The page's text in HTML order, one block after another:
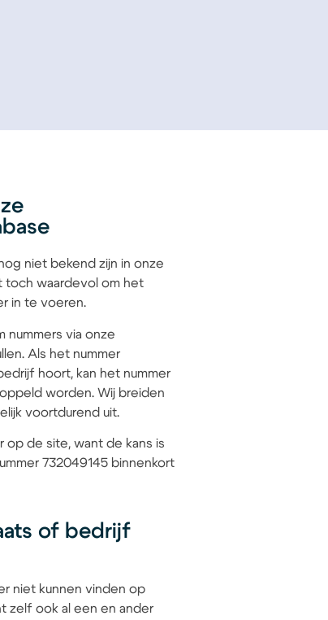
niet bekend zijn in onze
toch waardevol om het
in te voeren.
nummers via onze
Als het nummer
hoort, kan het nummer
worden. Wij breiden
voortdurend uit.
op de site, want de kans is
732049145 binnenkort
of bedrijf
niet kunnen vinden op
zelf ook al een en ander